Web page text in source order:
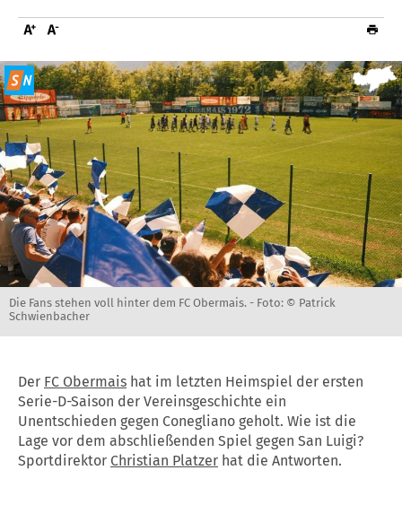
Die Fans stehen voll hinter dem FC Obermais. - Foto: © Patrick
Schwienbacher
Der FC Obermais hat im letzten Heimspiel der ersten
Serie-D-Saison der Vereinsgeschichte ein
Unentschieden gegen Conegliano geholt. Wie ist die
Lage vor dem abschließenden Spiel gegen San Luigi?
Sportdirektor Christian Platzer hat die Antworten.